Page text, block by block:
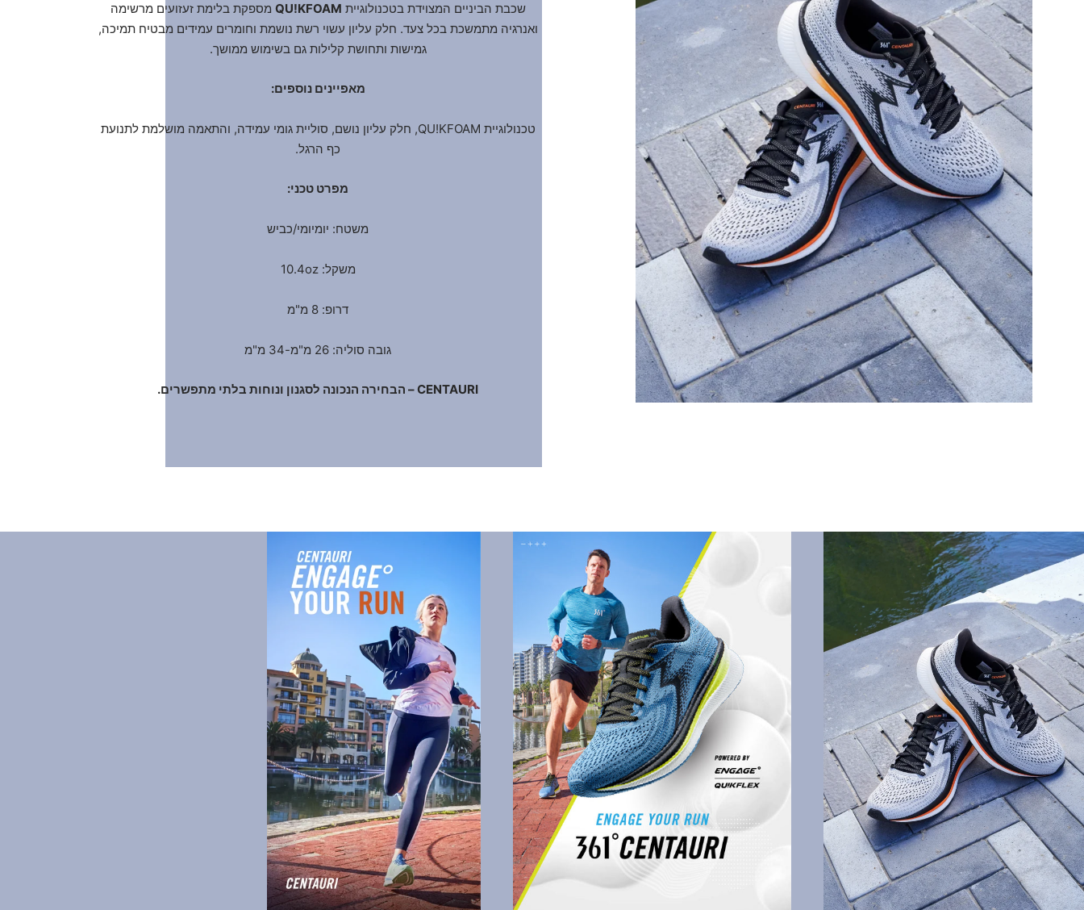
שכבת הביניים המצוידת בטכנולוגיית QU!KFOAM מספקת בלימת זעזועים מרשימה
ואנרגיה מתמשכת בכל צעד. חלק עליון עשוי רשת נושמת וחומרים עמידים מבטיח תמיכה,
גמישות ותחושת קלילות גם בשימוש ממושך.
מאפיינים נוספים:
טכנולוגיית QU!KFOAM, חלק עליון נושם, סוליית גומי עמידה, והתאמה מושלמת לתנועת
כף הרגל.
מפרט טכני:
משטח: יומיומי/כביש
משקל: 10.4oz
דרופ: 8 מ"מ
גובה סוליה: 26 מ"מ-34 מ"מ
CENTAURI – הבחירה הנכונה לסגנון ונוחות בלתי מתפשרים.